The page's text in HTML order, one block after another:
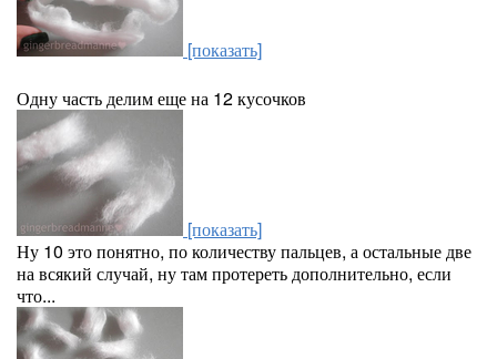
[показать]
Одну часть делим еще на 12 кусочков
[показать]
Ну 10 это понятно, по количеству пальцев, а остальные две
на всякий случай, ну там протереть дополнительно, если
что...